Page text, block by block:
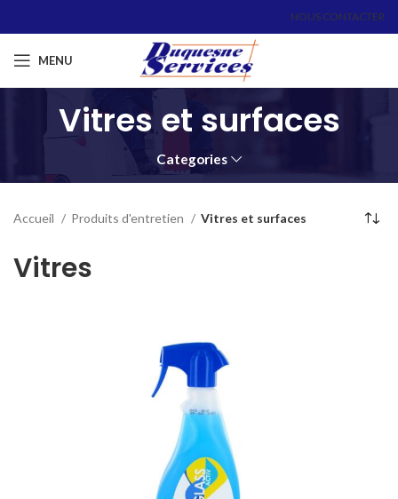
NOUS CONTACTER
MENU
Vitres et surfaces
Categories
Accueil Produits d'entretien Vitres et surfaces
Vitres